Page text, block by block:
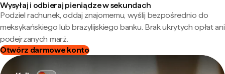
Wysyłaj i odbieraj pieniądze w sekundach
Podziel rachunek, oddaj znajomemu, wyślij bezpośrednio do
meksykańskiego lub brazylijskiego banku. Brak ukrytych opłat ani
podejrzanych marż.
Otwórz darmowe konto